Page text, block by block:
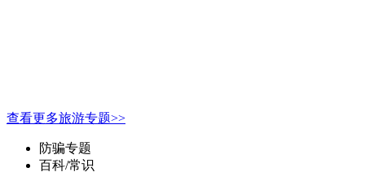
查看更多旅游专题>>
防骗专题
百科/常识